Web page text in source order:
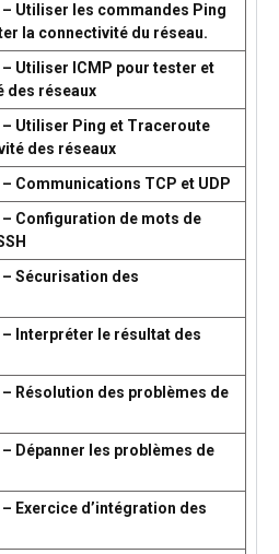
Utiliser les commandes Ping
la connectivité du réseau.
Utiliser ICMP pour tester et
des réseaux
Utiliser Ping et Traceroute
des réseaux
Communications TCP et UDP
Configuration de mots de
Sécurisation des
Interpréter le résultat des
Résolution des problèmes de
Dépanner les problèmes de
Exercice d’intégration des